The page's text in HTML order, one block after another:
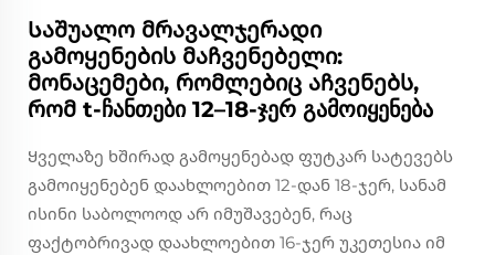
Საშუალო მრავალჯერადი
გამოყენების მაჩვენებელი:
მონაცემები, რომლებიც აჩვენებს,
რომ t-ჩანთები 12–18-ჯერ გამოიყენება
Ყველაზე ხშირად გამოყენებად ფუტკარ სატევებს
გამოიყენებენ დაახლოებით 12-დან 18-ჯერ, სანამ
ისინი საბოლოოდ არ იმუშავებენ, რაც
ფაქტობრივად დაახლოებით 16-ჯერ უკეთესია იმ